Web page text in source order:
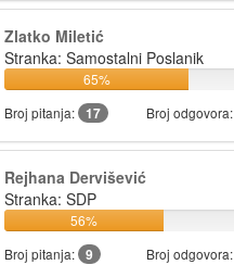
Zlatko Miletić
Stranka: Samostalni Poslanik
65%
Broj pitanja: 17 Broj odgovora:
Rejhana Dervišević
Stranka: SDP
56%
Broj pitanja: 9 Broj odgovora: